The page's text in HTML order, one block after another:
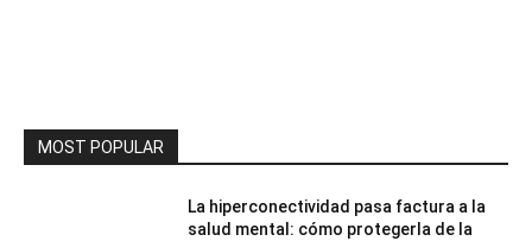
MOST POPULAR
La hiperconectividad pasa factura a la
salud mental: cómo protegerla de la